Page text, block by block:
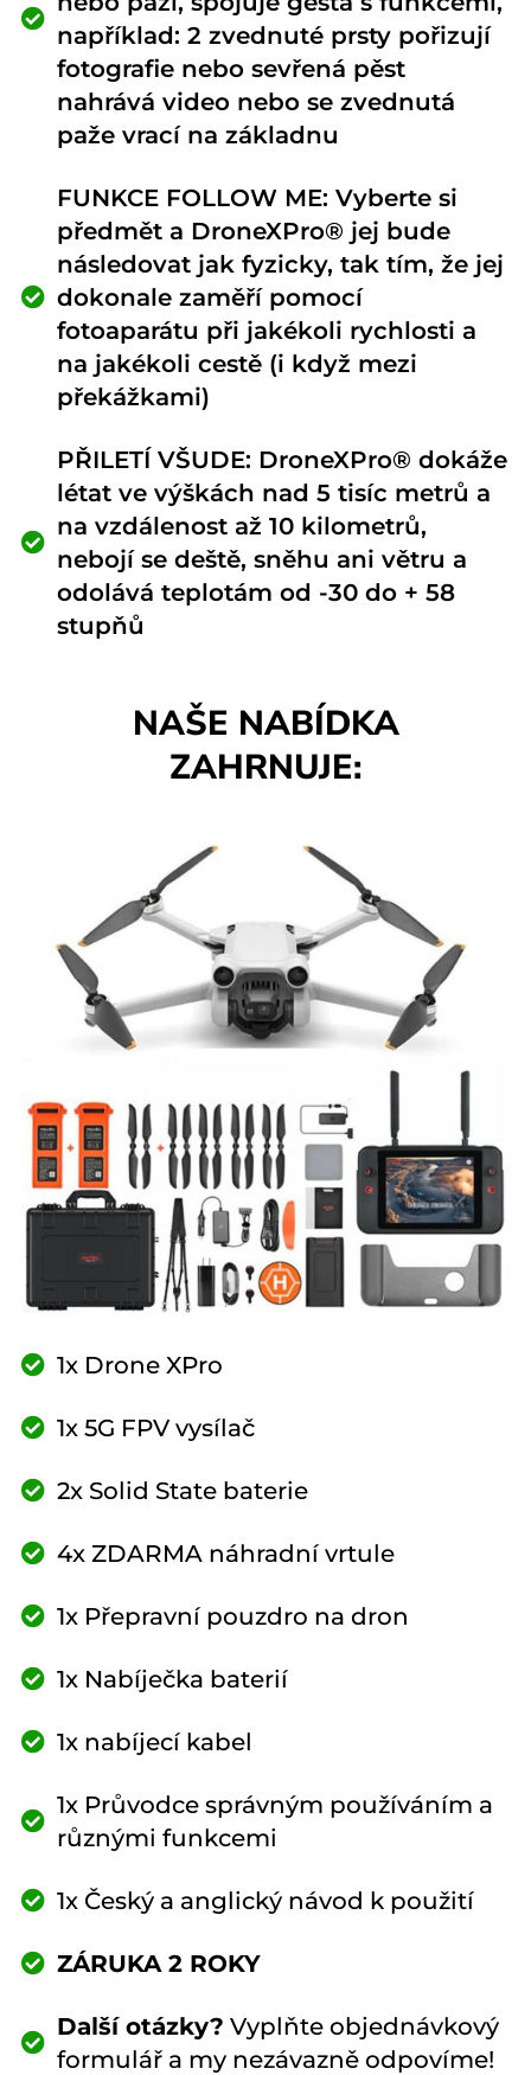
například: 2 zvednuté prsty pořizují
fotografie nebo sevřená pěst
nahrává video nebo se zvednutá
paže vrací na základnu
FUNKCE FOLLOW ME: Vyberte si
předmět a DroneXPro® jej bude
následovat jak fyzicky, tak tím, že jej
dokonale zaměří pomocí
fotoaparátu při jakékoli rychlosti a
na jakékoli cestě (i když mezi
překážkami)
PŘILETÍ VŠUDE: DroneXPro® dokáže
létat ve výškách nad 5 tisíc metrů a
na vzdálenost až 10 kilometrů,
nebojí se deště, sněhu ani větru a
odolává teplotám od -30 do + 58
stupňů
NAŠE NABÍDKA
ZAHRNUJE:
1x Drone XPro
1x 5G FPV vysílač
2x Solid State baterie
4x ZDARMA náhradní vrtule
1x Přepravní pouzdro na dron
1x Nabíječka baterií
1x nabíjecí kabel
1x Průvodce správným používáním a
různými funkcemi
1x Český a anglický návod k použití
ZÁRUKA 2 ROKY
Další otázky? Vyplňte objednávkový
formulář a my nezávazně odpovíme!